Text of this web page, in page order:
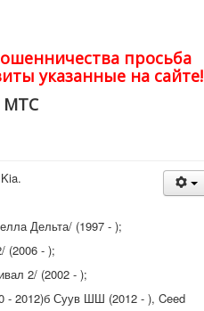
просьба
указанные на сайте!
МТС
Дельта/ (1997 - );
(2006 - );
2/ (2002 - );
- 2012)б Суув ШШ (2012 - ), Ceed